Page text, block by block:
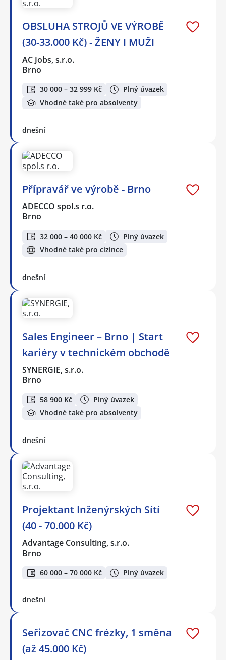
OBSLUHA STROJŮ VE VÝROBĚ
(30-33.000 Kč) - ŽENY I MUŽI
AC Jobs, s.r.o.
Brno
30 000 – 32 999 Kč
Plný úvazek
Vhodné také pro absolventy
dnešní
Přípravář ve výrobě - Brno
ADECCO spol.s r.o.
Brno
32 000 – 40 000 Kč
Plný úvazek
Vhodné také pro cizince
dnešní
Sales Engineer – Brno | Start
kariéry v technickém obchodě
SYNERGIE, s.r.o.
Brno
58 900 Kč
Plný úvazek
Vhodné také pro absolventy
dnešní
Projektant Inženýrských Sítí
(40 - 70.000 Kč)
Advantage Consulting, s.r.o.
Brno
60 000 – 70 000 Kč Plný úvazek
dnešní
Seřizovač CNC frézky, 1 směna
(až 45.000 Kč)